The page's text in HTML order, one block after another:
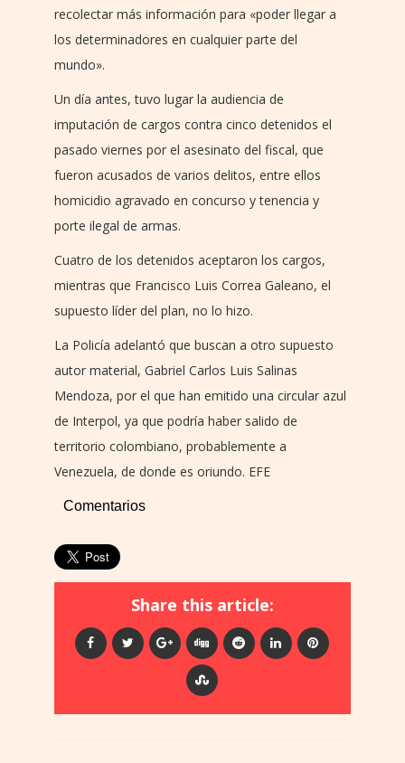
recolectar más información para «poder llegar a
los determinadores en cualquier parte del
mundo».
Un día antes, tuvo lugar la audiencia de
imputación de cargos contra cinco detenidos el
pasado viernes por el asesinato del fiscal, que
fueron acusados de varios delitos, entre ellos
homicidio agravado en concurso y tenencia y
porte ilegal de armas.
Cuatro de los detenidos aceptaron los cargos,
mientras que Francisco Luis Correa Galeano, el
supuesto líder del plan, no lo hizo.
La Policía adelantó que buscan a otro supuesto
autor material, Gabriel Carlos Luis Salinas
Mendoza, por el que han emitido una circular azul
de Interpol, ya que podría haber salido de
territorio colombiano, probablemente a
Venezuela, de donde es oriundo. EFE
Comentarios
Share this article: